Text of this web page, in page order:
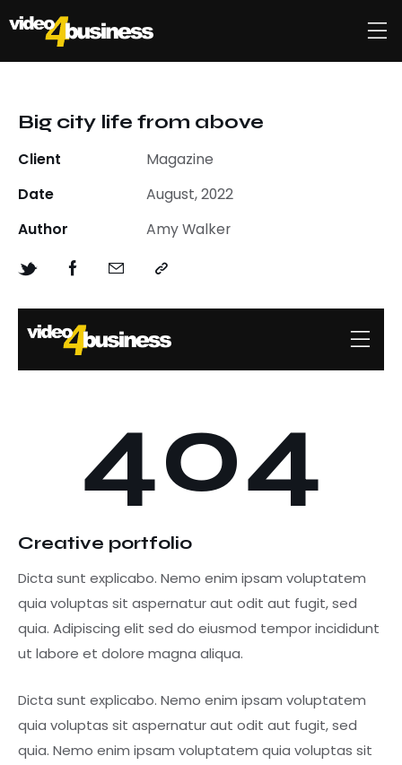
Big city life from above
Client
Magazine
Date
August, 2022
Author
Amy Walker
Creative portfolio
Dicta sunt explicabo. Nemo enim ipsam voluptatem
quia voluptas sit aspernatur aut odit aut fugit, sed
quia. Adipiscing elit sed do eiusmod tempor incididunt
ut labore et dolore magna aliqua.
Dicta sunt explicabo. Nemo enim ipsam voluptatem
quia voluptas sit aspernatur aut odit aut fugit, sed
quia. Nemo enim ipsam voluptatem quia voluptas sit